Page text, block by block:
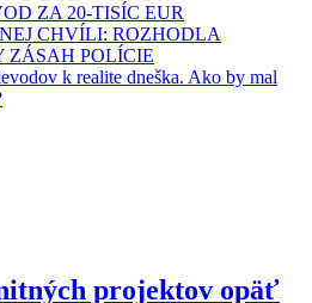
ZA 20-TISÍC EUR
CHVÍLI: ROZHODLA
ZÁSAH POLÍCIE
k realite dneška. Ako by mal
projektov opäť